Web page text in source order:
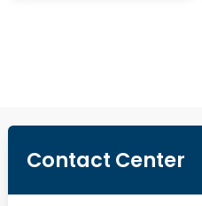
Contact Center